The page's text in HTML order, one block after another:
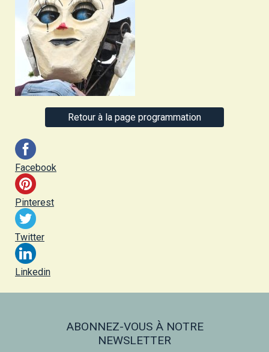
Retour à la page programmation
Facebook
Pinterest
Twitter
Linkedin
ABONNEZ-VOUS À NOTRE
NEWSLETTER